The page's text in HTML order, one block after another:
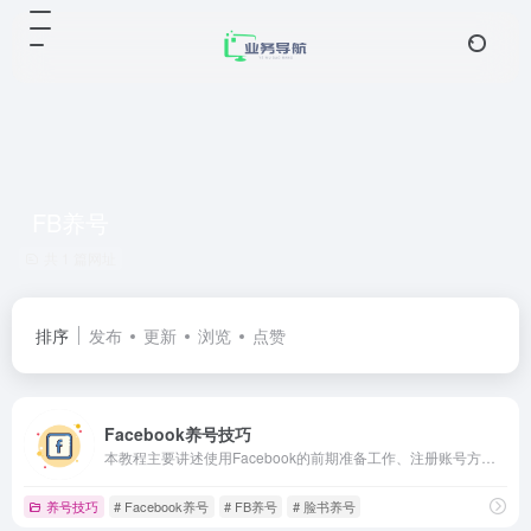
排序 发布 更新 浏览 点赞
Facebook养号技巧
养号技巧 # Facebook养号 # FB养号 # 脸书养号